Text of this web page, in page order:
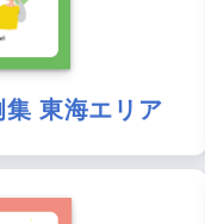
集 東海エリア